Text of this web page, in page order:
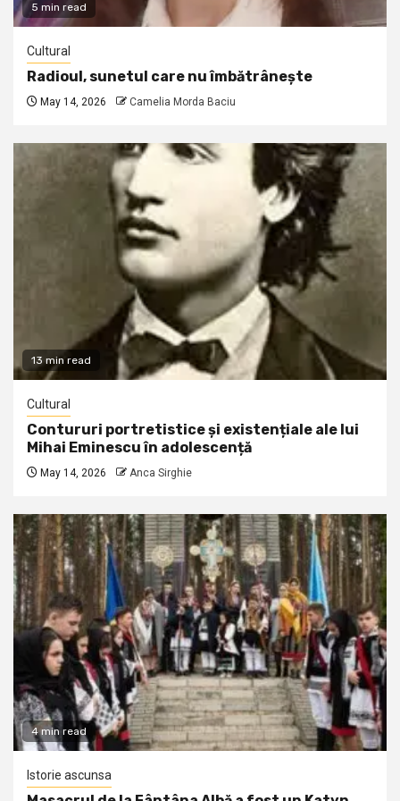
5 min read
Cultural
Radioul, sunetul care nu îmbătrânește
May 14, 2026 Camelia Morda Baciu
13 min read
Cultural
Contururi portretistice și existențiale ale lui
Mihai Eminescu în adolescență
May 14, 2026 Anca Sirghie
4 min read
Istorie ascunsa